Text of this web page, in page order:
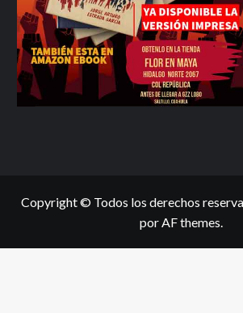
Copyright © Todos los derechos
por AF themes.